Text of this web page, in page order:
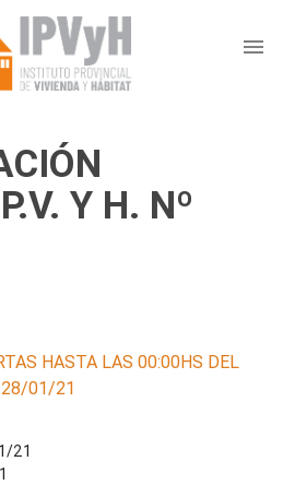
menu
Y H. Nº
HASTA LAS 00:00HS DEL
28/01/21
21